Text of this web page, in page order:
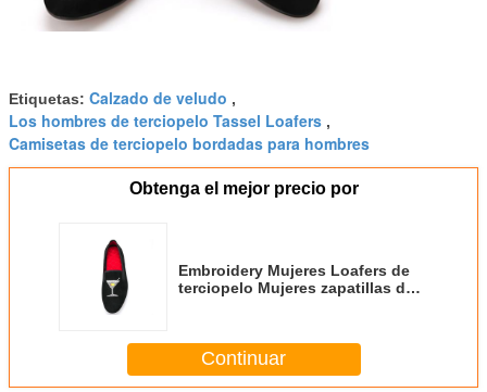
Etiquetas: Calzado de veludo ,
Los hombres de terciopelo Tassel Loafers ,
Camisetas de terciopelo bordadas para hombres
Obtenga el mejor precio por
Embroidery Mujeres Loafers de
terciopelo Mujeres zapatillas de
Continuar